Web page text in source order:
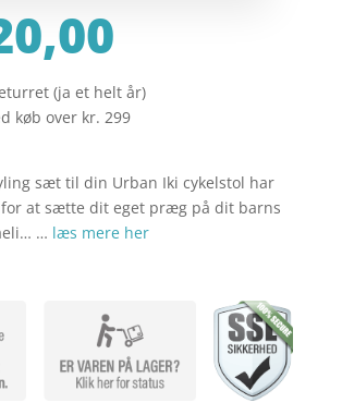
(ja et helt år)
køb over kr. 299
sæt til din Urban Iki cykelstol har
at sætte dit eget præg på dit barns
… læs mere her